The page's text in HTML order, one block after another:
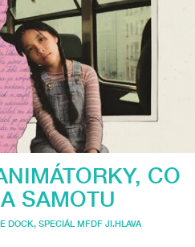
CO
SAMOTU
DOCK, SPECIÁL MFDF JI.HLAVA